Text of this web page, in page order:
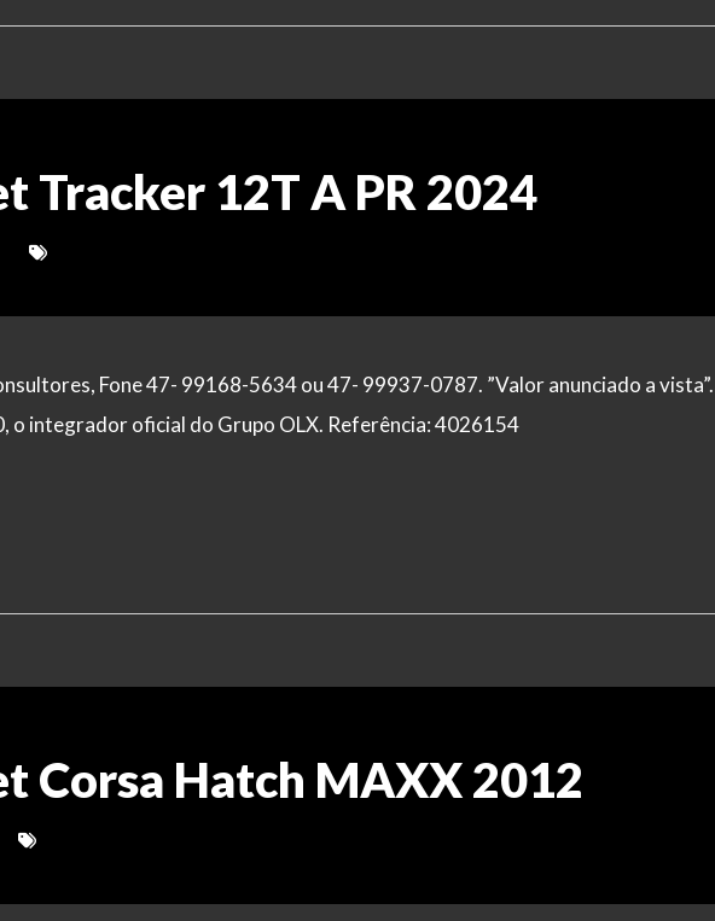
Tracker 12T A PR 2024
Fone 47- 99168-5634 ou 47- 99937-0787. ”Valor anunciado a vista”.
o integrador oficial do Grupo OLX. Referência: 4026154
Corsa Hatch MAXX 2012